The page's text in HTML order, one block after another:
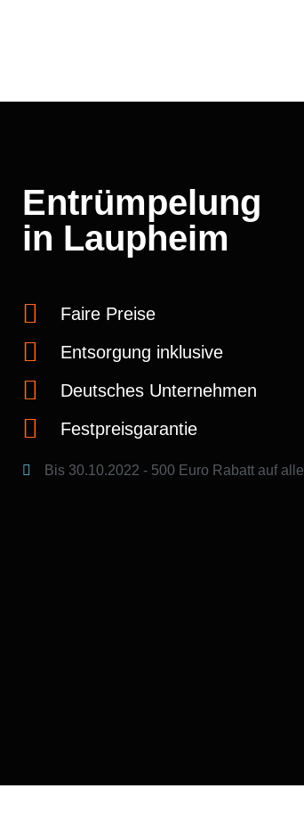
Entrümpelung
in Laupheim
Faire Preise
Entsorgung inklusive
Deutsches Unternehmen
Festpreisgarantie
Bis 30.10.2022 - 500 Euro Rabatt​ auf